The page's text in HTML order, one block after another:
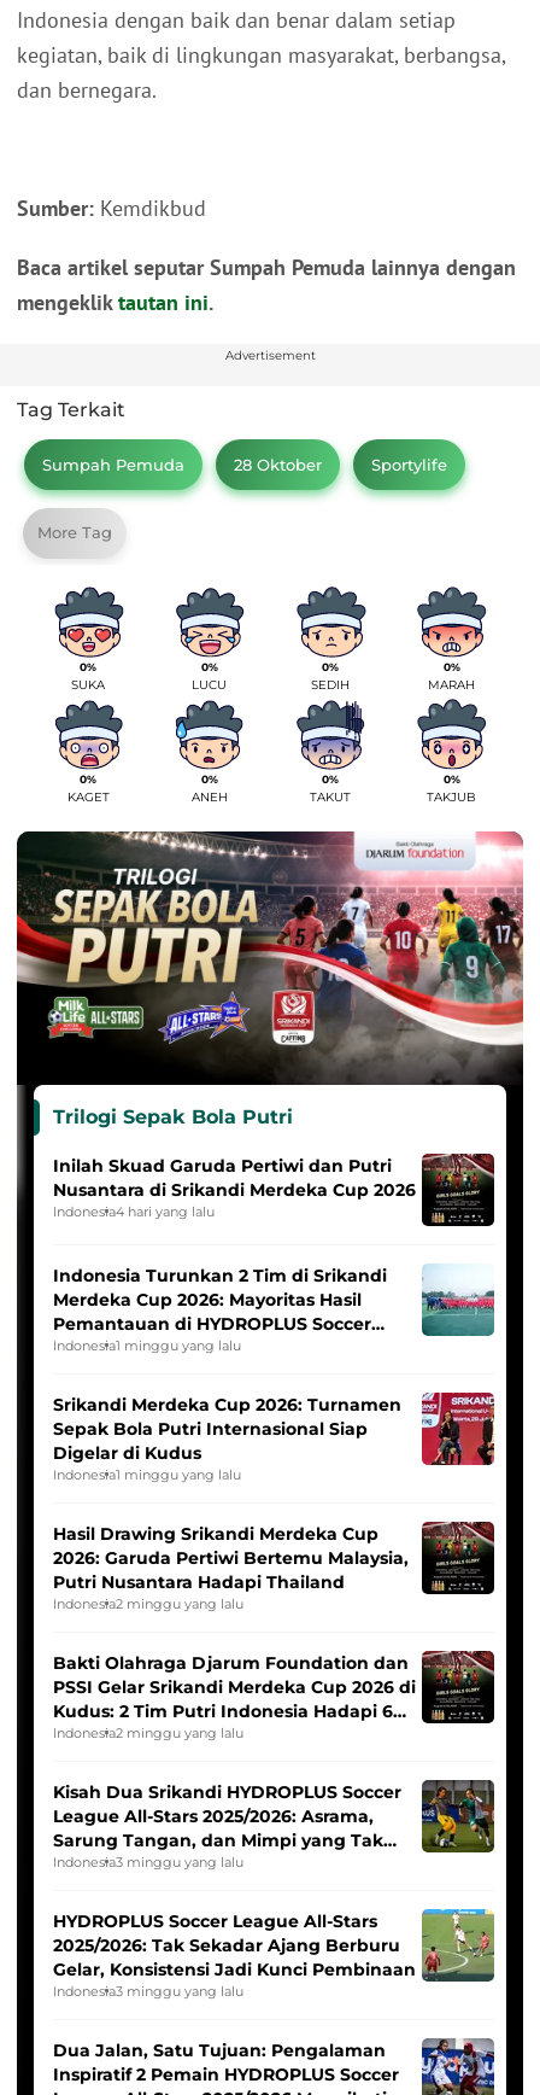
Indonesia dengan baik dan benar dalam setiap
kegiatan, baik di lingkungan masyarakat, berbangsa,
dan bernegara.
Sumber: Kemdikbud
Baca artikel seputar Sumpah Pemuda lainnya dengan
mengekliktautan ini.
Advertisement
Tag Terkait
Sumpah Pemuda 28 Oktober Sportylife
More Tag
0%
SUKA
0%
LUCU
0%
SEDIH
0%
MARAH
0%
KAGET
0%
ANEH
0%
TAKUT
0%
TAKJUB
Trilogi Sepak Bola Putri
Inilah Skuad Garuda Pertiwi dan Putri
Nusantara di Srikandi Merdeka Cup 2026
Indonesia4 hari yang lalu
Indonesia Turunkan 2 Tim di Srikandi
Merdeka Cup 2026: Mayoritas Hasil
Pemantauan di HYDROPLUS Soccer
League
Indonesia1 minggu yang lalu
Srikandi Merdeka Cup 2026: Turnamen
Sepak Bola Putri Internasional Siap
Digelar di Kudus
Indonesia1 minggu yang lalu
Hasil Drawing Srikandi Merdeka Cup
2026: Garuda Pertiwi Bertemu Malaysia,
Putri Nusantara Hadapi Thailand
Indonesia2 minggu yang lalu
Bakti Olahraga Djarum Foundation dan
PSSI Gelar Srikandi Merdeka Cup 2026 di
Kudus: 2 Tim Putri Indonesia Hadapi 6
Tim Asia
Indonesia2 minggu yang lalu
Kisah Dua Srikandi HYDROPLUS Soccer
League All-Stars 2025/2026: Asrama,
Sarung Tangan, dan Mimpi yang Tak
Pernah Padam
Indonesia3 minggu yang lalu
HYDROPLUS Soccer League All-Stars
2025/2026: Tak Sekadar Ajang Berburu
Gelar, Konsistensi Jadi Kunci Pembinaan
Indonesia3 minggu yang lalu
Dua Jalan, Satu Tujuan: Pengalaman
Inspiratif 2 Pemain HYDROPLUS Soccer